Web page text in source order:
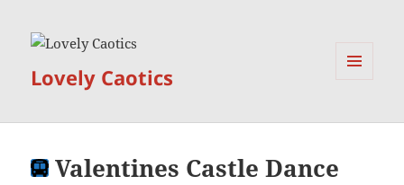
Lovely Caotics
Valentines Castle Dance